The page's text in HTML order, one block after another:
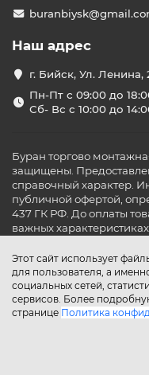
Этот сайт использует
для пользователя, а
социальных сетей,
сервисов. Более
странице Политика
Наш адрес
г. Бийск, Ул. Ленина,
Пн-Пт с 09:00 до
Сб- Вс с 10:00 до
Буран торгово
защищены.
справочный характер.
публичной офертой,
437 ГК РФ. До оплаты
важных